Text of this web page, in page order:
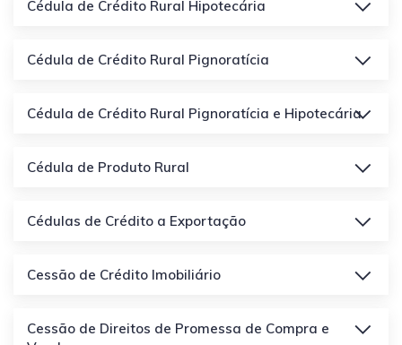
Cédula de Crédito Rural Hipotecária
Cédula de Crédito Rural Pignoratícia
Cédula de Crédito Rural Pignoratícia e Hipotecária
Cédula de Produto Rural
Cédulas de Crédito a Exportação
Cessão de Crédito Imobiliário
Cessão de Direitos de Promessa de Compra e